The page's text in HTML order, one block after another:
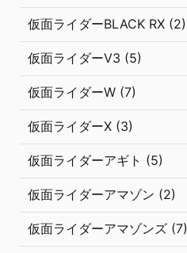
仮面ライダーBLACK RX (2)
仮面ライダーV3 (5)
仮面ライダーW (7)
仮面ライダーX (3)
仮面ライダーアギト (5)
仮面ライダーアマゾン (2)
仮面ライダーアマゾンズ (7)